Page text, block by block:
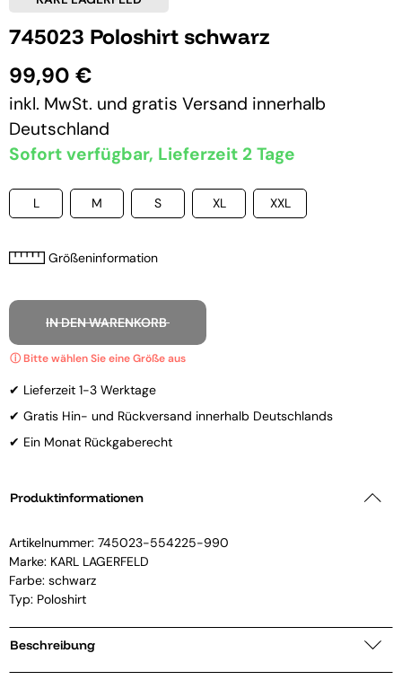
745023 Poloshirt schwarz
99,90 €
inkl. MwSt. und gratis Versand innerhalb
Deutschland
Sofort verfügbar, Lieferzeit 2 Tage
L M S XL XXL
Größeninformation
IN DEN WARENKORB
✔ Lieferzeit 1-3 Werktage
✔ Gratis Hin- und Rückversand innerhalb Deutschlands
✔ Ein Monat Rückgaberecht
Produktinformationen
Artikelnummer: 745023-554225-990
Marke: KARL LAGERFELD
Farbe: schwarz
Typ: Poloshirt
Beschreibung